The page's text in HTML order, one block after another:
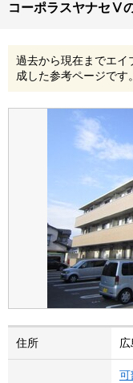
コーポラスヤナセⅤ
過去から現在までエイ
成した参考ページです。
住所 広
可